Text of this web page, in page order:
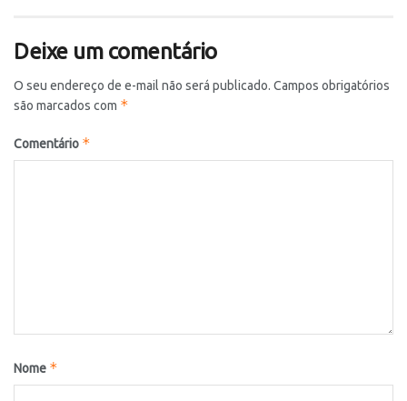
Deixe um comentário
O seu endereço de e-mail não será publicado. Campos obrigatórios
são marcados com *
Comentário *
Nome *